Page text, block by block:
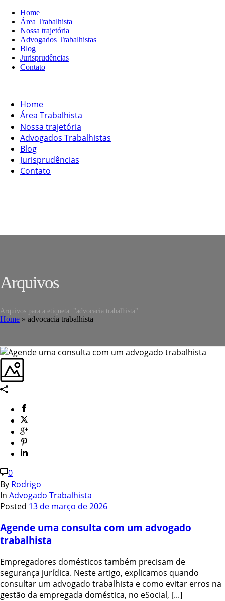
Home
Área Trabalhista
Nossa trajetória
Advogados Trabalhistas
Blog
Jurisprudências
Contato
Home
Área Trabalhista
Nossa trajetória
Advogados Trabalhistas
Blog
Jurisprudências
Contato
Arquivos
Arquivos para a etiqueta: "advocacia trabalhista"
Home » advocacia trabalhista
0
By Rodrigo
In Advogado Trabalhista
Posted 13 de março de 2026
Agende uma consulta com um advogado
trabalhista
Empregadores domésticos também precisam de
segurança jurídica. Neste artigo, explicamos quando
consultar um advogado trabalhista e como evitar erros na
gestão da empregada doméstica, no eSocial, [...]